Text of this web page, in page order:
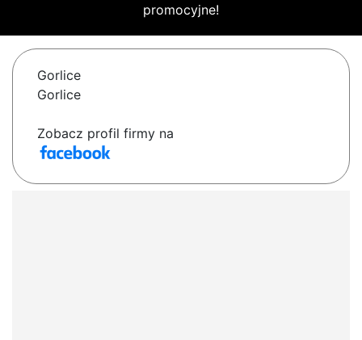
promocyjne!
Gorlice
Gorlice
Zobacz profil firmy na